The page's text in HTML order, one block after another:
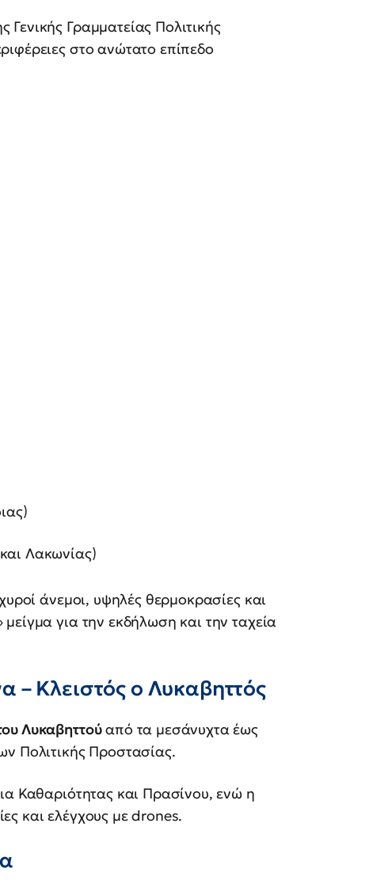
Γενικής Γραμματείας Πολιτικής
στο ανώτατο επίπεδο
Λακωνίας)
άνεμοι, υψηλές θερμοκρασίες και
για την εκδήλωση και την ταχεία
Κλειστός ο Λυκαβηττός
Λυκαβηττούαπό τα μεσάνυχτα έως
Πολιτικής Προστασίας.
Καθαριότητας και Πρασίνου, ενώ η
και ελέγχους με drones.